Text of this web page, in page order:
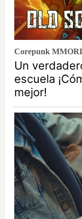
Corepunk
Un
escuela
mejor!